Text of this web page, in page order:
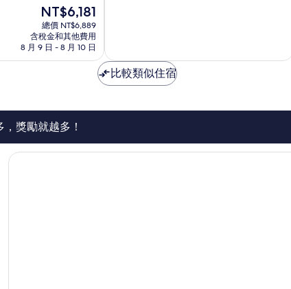
現
在
價
格
為
NT$6,181
總價 NT$6,889
含稅金和其他費用
8 月 9 日 - 8 月 10 日
50
則
評
比較類似住宿
獎勵就越多！